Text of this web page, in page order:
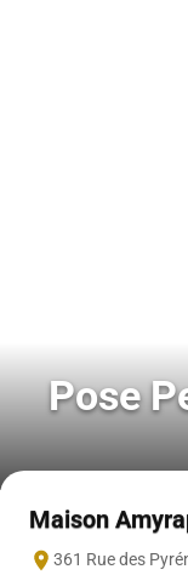
Pose
Maison
361 Rue des